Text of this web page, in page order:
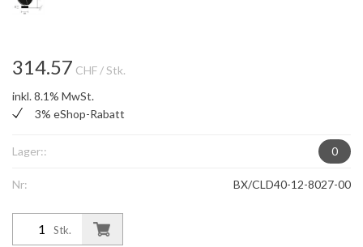
314.57 CHF / Stk.
inkl. 8.1% MwSt.
3% eShop-Rabatt
Lager:: 0
Nr: BX/CLD40-12-8027-00
Stk.